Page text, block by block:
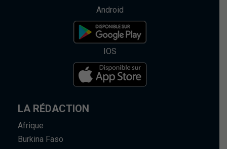
Android
IOS
LA RÉDACTION
Afrique
Burkina Faso